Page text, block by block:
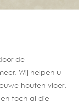
de
Wij helpen u
houten vloer.
toch al die